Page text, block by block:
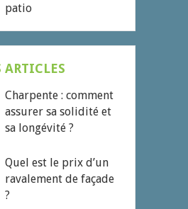
patio
ARTICLES
Charpente : comment
assurer sa solidité et
sa longévité ?
Quel est le prix d’un
ravalement de façade
?